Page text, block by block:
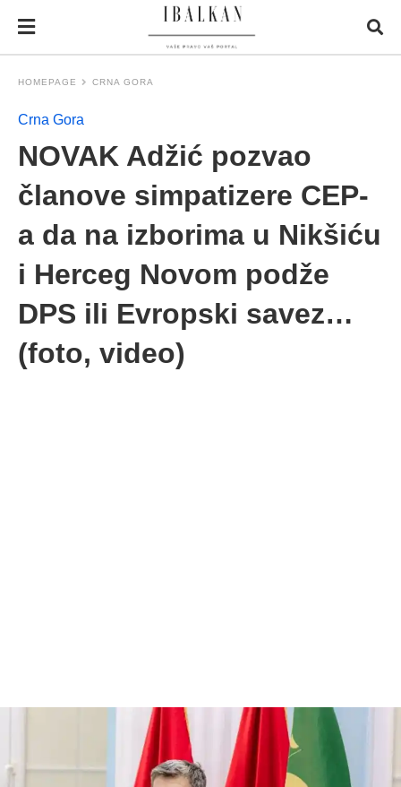
HOMEPAGE CRNA GORA
Crna Gora
NOVAK Adžić pozvao
članove simpatizere CEP-
a da na izborima u Nikšiću
i Herceg Novom podže
DPS ili Evropski savez…
(foto, video)